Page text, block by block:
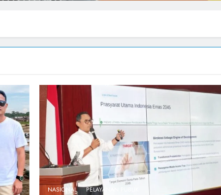
NASIONAL PELAYANAN PUBLIK